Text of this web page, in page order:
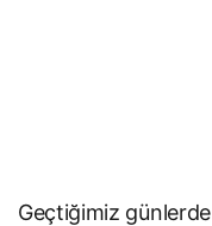
Geçtiğimiz günlerde